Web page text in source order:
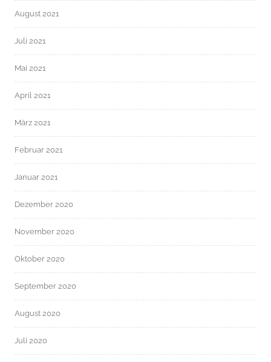
August 2021
Juli 2021
Mai 2021
April 2021
März 2021
Februar 2021
Januar 2021
Dezember 2020
November 2020
Oktober 2020
September 2020
August 2020
Juli 2020